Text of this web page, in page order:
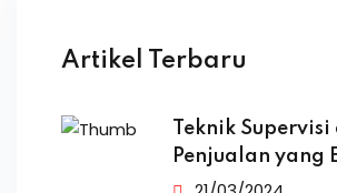
Artikel Terbaru
Teknik
Penjualan yang